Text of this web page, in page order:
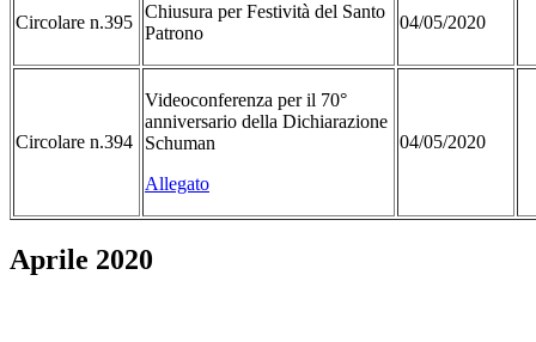
Circolare n.395
Chiusura per Festività del Santo
Patrono
04/05/2020
Circolare n.394
Videoconferenza per il 70°
anniversario della Dichiarazione
Schuman
Allegato
04/05/2020
Aprile 2020